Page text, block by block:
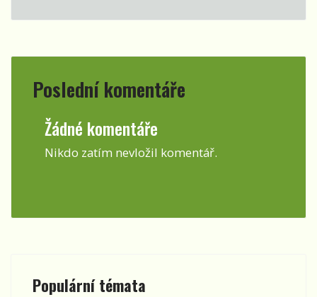
Poslední komentáře
Žádné komentáře
Nikdo zatím nevložil komentář.
Populární témata